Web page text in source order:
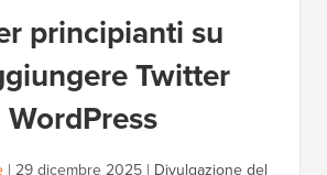
principianti su
Twitter
| 29 dicembre 2025 | Divulgazione del